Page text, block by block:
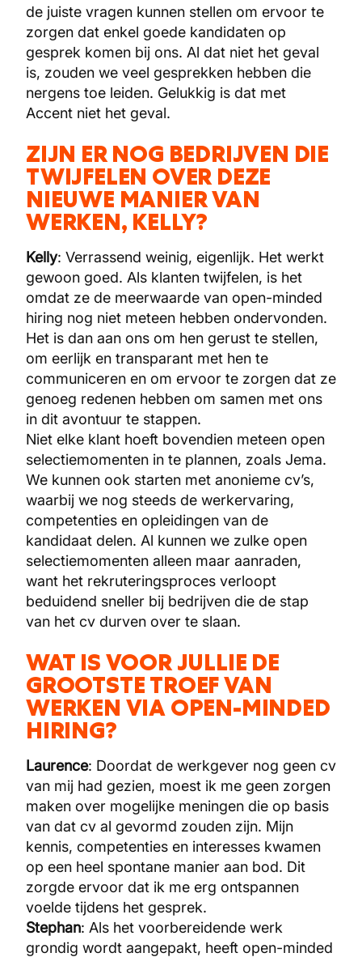
de juiste vragen kunnen stellen om ervoor te
zorgen dat enkel goede kandidaten op
gesprek komen bij ons. Al dat niet het geval
is, zouden we veel gesprekken hebben die
nergens toe leiden. Gelukkig is dat met
Accent niet het geval.
ZIJN ER NOG BEDRIJVEN DIE
TWIJFELEN OVER DEZE
NIEUWE MANIER VAN
WERKEN, KELLY?
Kelly: Verrassend weinig, eigenlijk. Het werkt
gewoon goed. Als klanten twijfelen, is het
omdat ze de meerwaarde van open-minded
hiring nog niet meteen hebben ondervonden.
Het is dan aan ons om hen gerust te stellen,
om eerlijk en transparant met hen te
communiceren en om ervoor te zorgen dat ze
genoeg redenen hebben om samen met ons
in dit avontuur te stappen.
Niet elke klant hoeft bovendien meteen open
selectiemomenten in te plannen, zoals Jema.
We kunnen ook starten met anonieme cv’s,
waarbij we nog steeds de werkervaring,
competenties en opleidingen van de
kandidaat delen. Al kunnen we zulke open
selectiemomenten alleen maar aanraden,
want het rekruteringsproces verloopt
beduidend sneller bij bedrijven die de stap
van het cv durven over te slaan.
WAT IS VOOR JULLIE DE
GROOTSTE TROEF VAN
WERKEN VIA OPEN-MINDED
HIRING?
Laurence: Doordat de werkgever nog geen cv
van mij had gezien, moest ik me geen zorgen
maken over mogelijke meningen die op basis
van dat cv al gevormd zouden zijn. Mijn
kennis, competenties en interesses kwamen
op een heel spontane manier aan bod. Dit
zorgde ervoor dat ik me erg ontspannen
voelde tijdens het gesprek.
Stephan: Als het voorbereidende werk
grondig wordt aangepakt, heeft open-minded